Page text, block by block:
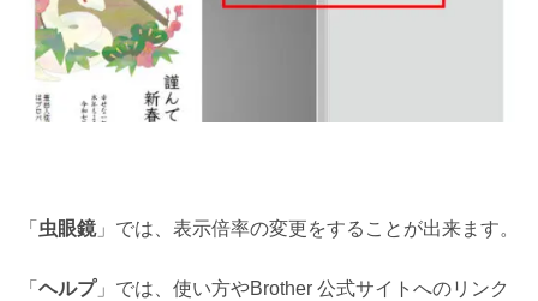
「 虫眼鏡」では、表示倍率の変更をすることが出来ます。
「 ヘルプ」では、使い方やBrother 公式サイトへのリンク